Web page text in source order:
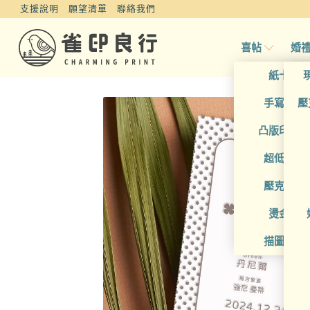
支援說明 願望清單 聯絡我們
喜帖
紙卡喜帖
手寫風喜
凸版印刷
超低價喜
壓克力喜
燙金喜帖
描圖紙喜
婚